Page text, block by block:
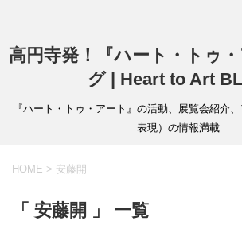
高円寺発！『ハート・トゥ
グ | Heart to Art
『ハート・トゥ・アート』の活動、展覧会紹介
表現）の情報満載
HOME > 安藤開
「 安藤開 」 一覧